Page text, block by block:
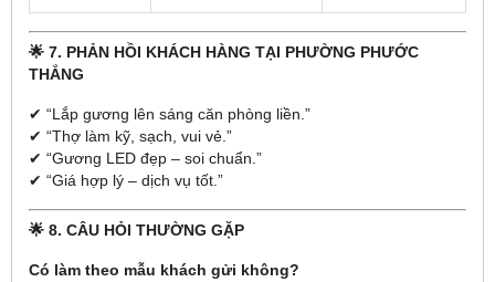
🌟 7. PHẢN HỒI KHÁCH HÀNG TẠI PHƯỜNG PHƯỚC
THẮNG
✔ “Lắp gương lên sáng căn phòng liền.”
✔ “Thợ làm kỹ, sạch, vui vẻ.”
✔ “Gương LED đẹp – soi chuẩn.”
✔ “Giá hợp lý – dịch vụ tốt.”
🌟 8. CÂU HỎI THƯỜNG GẶP
Có làm theo mẫu khách gửi không?